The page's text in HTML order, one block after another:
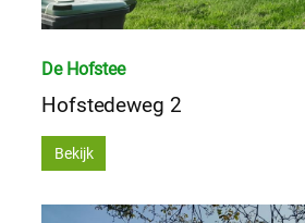
De Hofstee
Hofstedeweg 2
Bekijk